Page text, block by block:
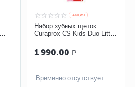
AКЦИЯ
Набор зубных щеток
Curaprox CS Kids Duo Little
1 990.00 Р
Временно отсутствует